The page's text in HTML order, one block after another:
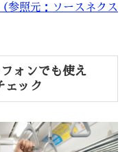
参照元：ソースネクス
ォンでも使え
ェック